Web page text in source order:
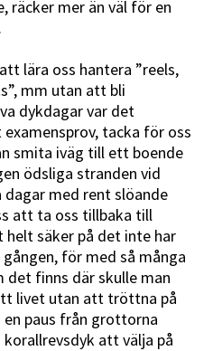
räcker mer än väl för en
lära oss hantera ”reels,
mm utan att bli
dykdagar var det
tacka för oss
smita iväg till ett boende
ödsliga stranden vid
med rent slöande
att ta oss tillbaka till
helt säker på det inte har
för med så många
finns där skulle man
livet utan att tröttna på
en paus från grottorna
att välja på